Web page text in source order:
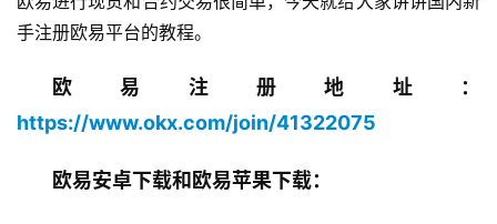
手注册欧易平台的教程。
欧易注册地址：
https://www.okx.com/join/41322075
欧易安卓下载和欧易苹果下载：